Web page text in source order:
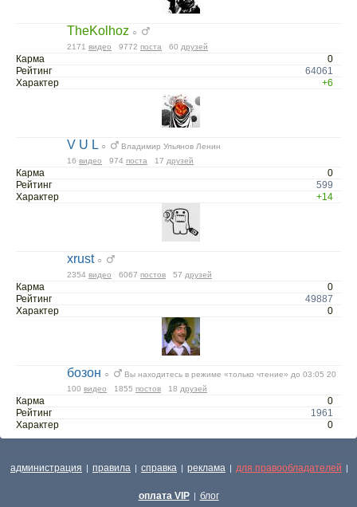
TheKolhoz ○
2171 видео 9772 поста 60 друзей
Карма
0
Рейтинг
64061
Характер
+6
V U L ○
Владимир Ульянов Ленин
16 видео 974 поста 17 друзей
Карма
0
Рейтинг
599
Характер
+14
xrust ○
2354 видео 6067 постов 57 друзей
Карма
0
Рейтинг
49887
Характер
0
бозон ○
Вы находитесь в режиме «только чтение» до 03:05 20
100 видео 1855 постов 18 друзей
Карма
0
Рейтинг
1961
Характер
0
администрация | правила | справка | реклама | для правообладателей |
оплата VIP | блог